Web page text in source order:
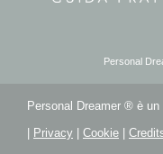
Personal
Personal Dreamer ® è un
| Privacy | Cookie |